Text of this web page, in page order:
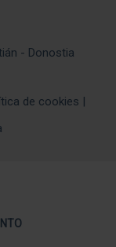
de cookies |